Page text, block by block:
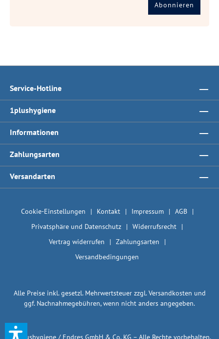
Abonnieren
Service-Hotline
1plushygiene
Informationen
Zahlungsarten
Versandarten
Cookie-Einstellungen Kontakt Impressum
AGB
Privatsphäre und Datenschutz
Widerrufsrecht
Vertrag widerrufen
Zahlungsarten
Versandbedingungen
Alle Preise inkl. gesetzl. Mehrwertsteuer zzgl.Versandkosten und
ggf. Nachnahmegebühren, wenn nicht anders angegeben.
© 1plushygiene / Endres GmbH & Co. KG – Alle Rechte vorbehalten.